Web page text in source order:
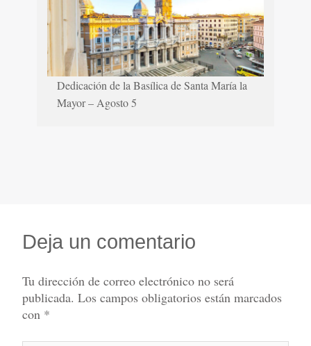
Dedicación de la Basílica de Santa María la
Mayor – Agosto 5
Deja un comentario
Tu dirección de correo electrónico no será
publicada. Los campos obligatorios están marcados
con *